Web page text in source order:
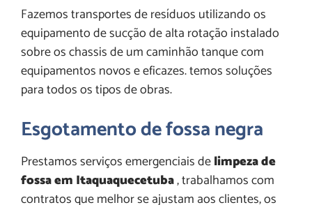
Fazemos transportes de resíduos utilizando os
equipamento de sucção de alta rotação instalado
sobre os chassis de um caminhão tanque com
equipamentos novos e eficazes. temos soluções
para todos os tipos de obras.
Esgotamento de fossa negra
Prestamos serviços emergenciais delimpeza de
fossa em Itaquaquecetuba, trabalhamos com
contratos que melhor se ajustam aos clientes, os